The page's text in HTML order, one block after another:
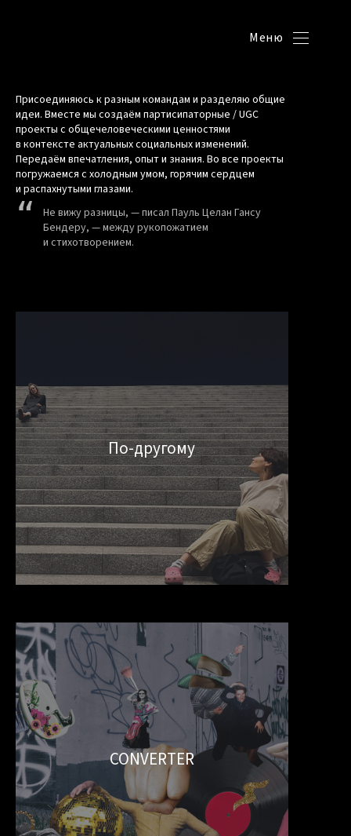
Меню
Присоединяюсь к разным командам и разделяю общие
идеи. Вместе мы создаём партисипаторные / UGC
проекты с общечеловеческими ценностями
в контексте актуальных социальных изменений.
Передаём впечатления, опыт и знания. Во все проекты
погружаемся с холодным умом, горячим сердцем
и распахнутыми глазами.
Не вижу разницы, — писал Пауль Целан Гансу
Бендеру, — между рукопожатием
и стихотворением.
По-другому
CONVERTER